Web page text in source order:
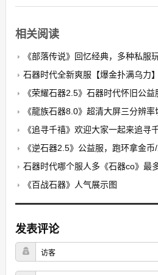
相关阅读
《部落传说》回忆经典，多种私服
石器时代全新爽服【爆金扑满乌力
《荣耀石器2.5》石器时代怀旧公益服，由热爱这款
《龍族石器8.0》超清大屏三分辨率切换，支持全
《追寻千禧》欢迎大家一起来追寻
《逆石器2.5》公益服，跑环拿金币/
石器时代哪个服人多《石器co》最
《百战石器》人气展示图
发表评论